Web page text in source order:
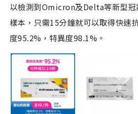
以檢測到Omicron及Delta等新型
樣本，只需15分鐘就可以取得快速
度95.2%，特異度98.1%。